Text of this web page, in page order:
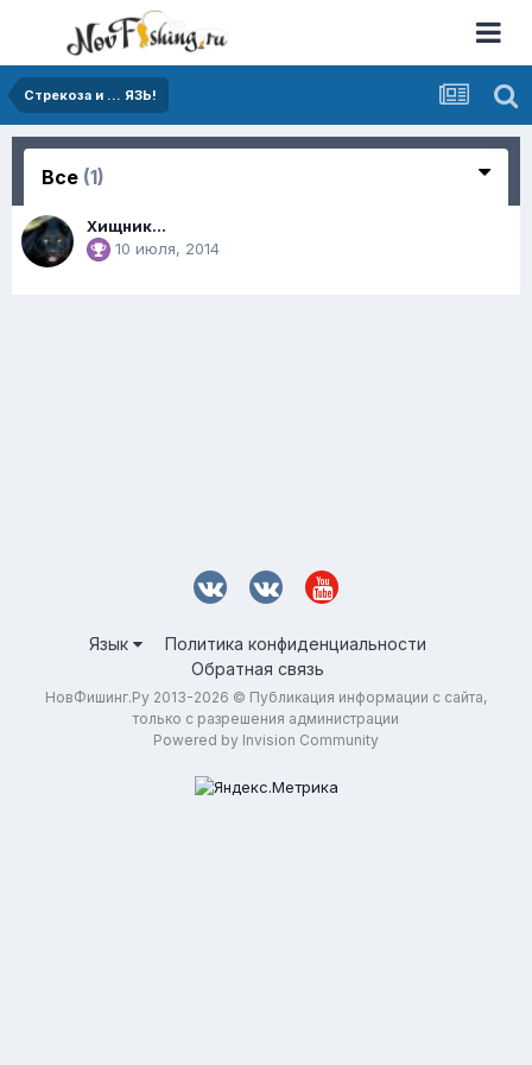
Стрекоза и ... ЯЗЬ!
Все (1)
Хищник...
10 июля, 2014
Язык
Политика конфиденциальности
Обратная связь
НовФишинг.Ру 2013-2026 © Публикация информации с сайта,
только с разрешения администрации
Powered by Invision Community